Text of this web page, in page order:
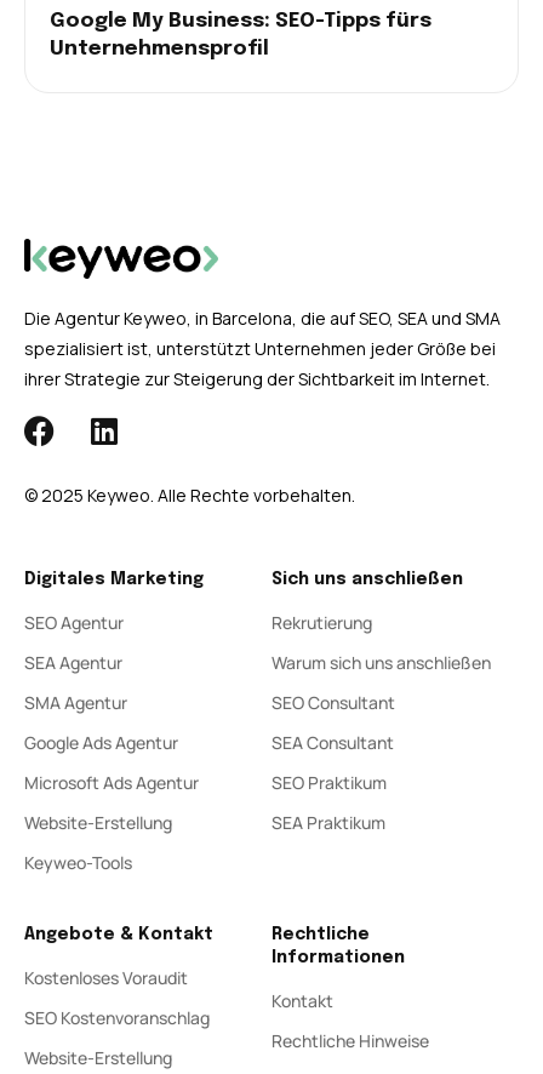
Google My Business: SEO-Tipps fürs
Unternehmensprofil
Die Agentur Keyweo, in Barcelona, die auf SEO, SEA und SMA
spezialisiert ist, unterstützt Unternehmen jeder Größe bei
ihrer Strategie zur Steigerung der Sichtbarkeit im Internet.
© 2025 Keyweo. Alle Rechte vorbehalten.
Digitales Marketing
SEO Agentur
SEA Agentur
SMA Agentur
Google Ads Agentur
Microsoft Ads Agentur
Website-Erstellung
Keyweo-Tools
Sich uns anschließen
Rekrutierung
Warum sich uns anschließen
SEO Consultant
SEA Consultant
SEO Praktikum
SEA Praktikum
Angebote & Kontakt
Kostenloses Voraudit
SEO Kostenvoranschlag
Website-Erstellung
Rechtliche
Informationen
Kontakt
Rechtliche Hinweise